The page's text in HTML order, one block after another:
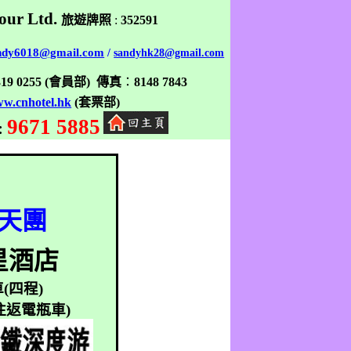
Ltd.旅遊牌照 :352591
/sandyhk28@gmail.com
0255 (會員部)傳真 ：8148 7843
(套票部)
9671 5885
團
酒店
(四程)
返電瓶車)